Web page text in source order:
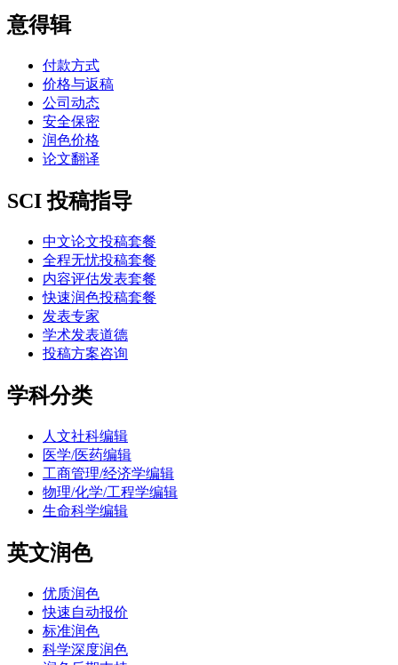
意得辑
付款方式
价格与返稿
公司动态
安全保密
润色价格
论文翻译
SCI 投稿指导
中文论文投稿套餐
全程无忧投稿套餐
内容评估发表套餐
快速润色投稿套餐
发表专家
学术发表道德
投稿方案咨询
学科分类
人文社科编辑
医学/医药编辑
工商管理/经济学编辑
物理/化学/工程学编辑
生命科学编辑
英文润色
优质润色
快速自动报价
标准润色
科学深度润色